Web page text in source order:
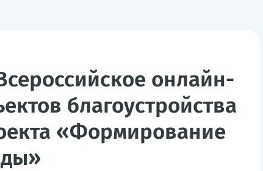
онлайн-
благоустройства
«Формирование